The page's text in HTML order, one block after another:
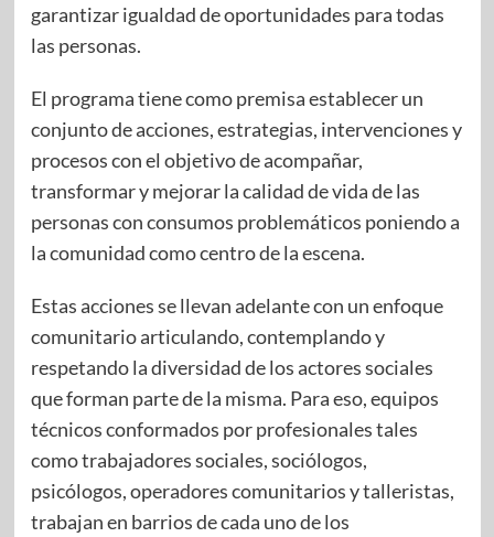
garantizar igualdad de oportunidades para todas
las personas.
El programa tiene como premisa establecer un
conjunto de acciones, estrategias, intervenciones y
procesos con el objetivo de acompañar,
transformar y mejorar la calidad de vida de las
personas con consumos problemáticos poniendo a
la comunidad como centro de la escena.
Estas acciones se llevan adelante con un enfoque
comunitario articulando, contemplando y
respetando la diversidad de los actores sociales
que forman parte de la misma. Para eso, equipos
técnicos conformados por profesionales tales
como trabajadores sociales, sociólogos,
psicólogos, operadores comunitarios y talleristas,
trabajan en barrios de cada uno de los